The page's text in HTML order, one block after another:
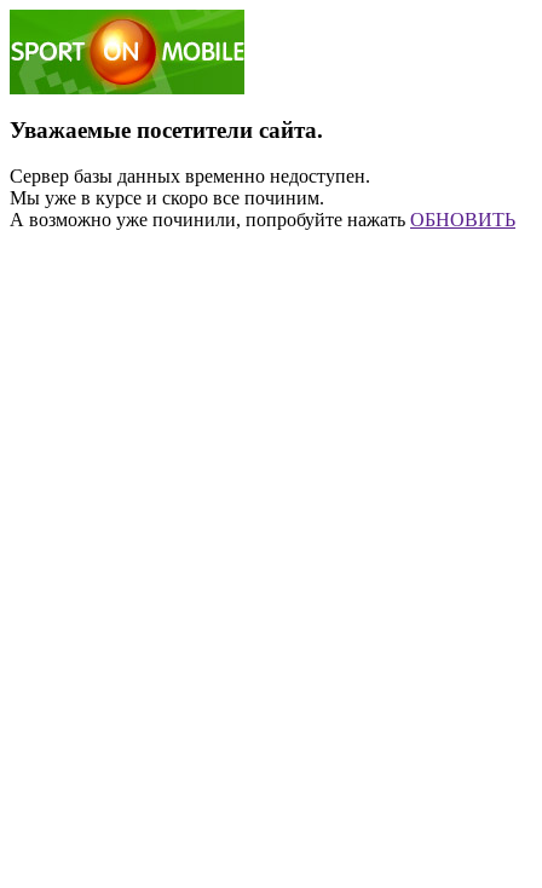
Уважаемые посетители сайта.
Сервер базы данных временно недоступен.
Мы уже в курсе и скоро все починим.
А возможно уже починили, попробуйте нажать ОБНОВИТЬ